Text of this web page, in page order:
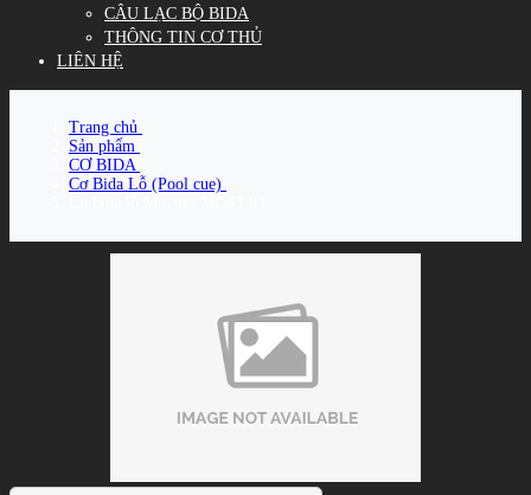
CÂU LẠC BỘ BIDA
THÔNG TIN CƠ THỦ
LIÊN HỆ
Trang chủ
Sản phẩm
CƠ BIDA
Cơ Bida Lỗ (Pool cue)